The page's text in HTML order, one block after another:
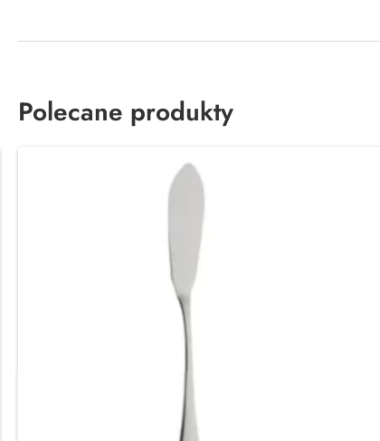
Polecane produkty